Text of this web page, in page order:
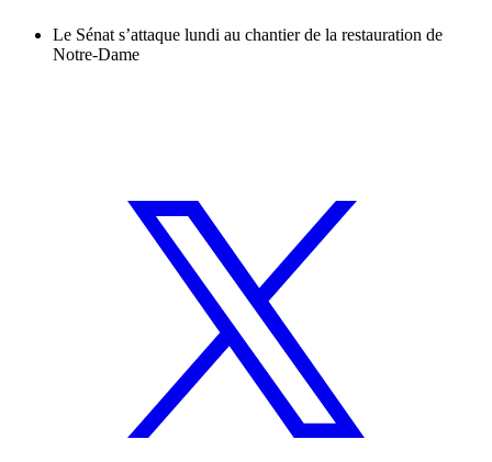
Le Sénat s’attaque lundi au chantier de la restauration de
Notre-Dame